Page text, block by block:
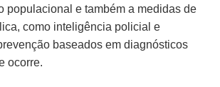
populacional e também a medidas de
como inteligência policial e
baseados em diagnósticos
ocorre.